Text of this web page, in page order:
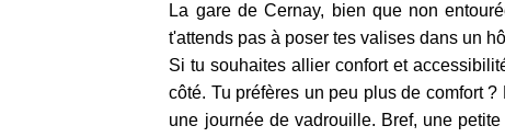
La gare de Cernay, bien que non
t'attends pas à poser tes valises dans un
Si tu souhaites allier confort et
côté. Tu préfères un peu plus de comfort
une journée de vadrouille. Bref, une